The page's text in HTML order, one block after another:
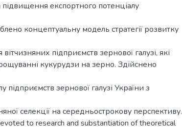
підвищення експортного потенціалу
концептуальну модель стратегії розвитку
підприємств зернової галузі, які
кукурудзи на зерно. Здійснено
підприємств зернової галузі України з
селекції на середньострокову перспективу.
to research and substantiation of theoretical